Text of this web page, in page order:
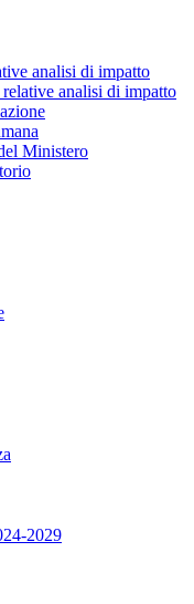
analisi di impatto
analisi di impatto
Ministero
2029